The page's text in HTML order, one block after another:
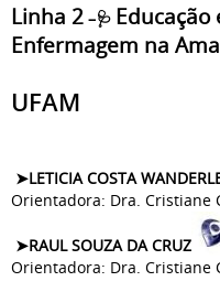
Linha 2 –🩺 Educação
Enfermagem na
UFAM
➤LETICIA COSTA
Orientadora: Dra. Cristiane
➤RAUL SOUZA DA CRUZ
Orientadora: Dra. Cristiane